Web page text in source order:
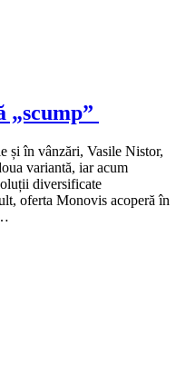
„scump”
și în vânzări, Vasile Nistor,
variantă, iar acum
diversificate
oferta Monovis acoperă în